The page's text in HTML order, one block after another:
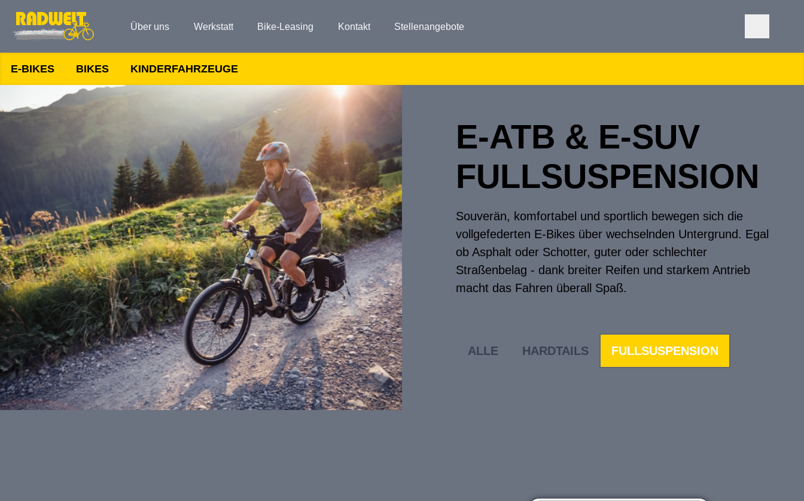
Über uns Werkstatt Bike-Leasing Kontakt Stellenangebote
E-BIKES BIKES KINDERFAHRZEUGE
E-ATB & E-SUV
FULLSUSPENSION
Souverän, komfortabel und sportlich bewegen sich die
vollgefederten E-Bikes über wechselnden Untergrund. Egal
ob Asphalt oder Schotter, guter oder schlechter
Straßenbelag - dank breiter Reifen und starkem Antrieb
macht das Fahren überall Spaß.
ALLE HARDTAILS FULLSUSPENSION